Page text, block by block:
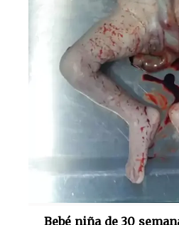
Bebé niña de 30